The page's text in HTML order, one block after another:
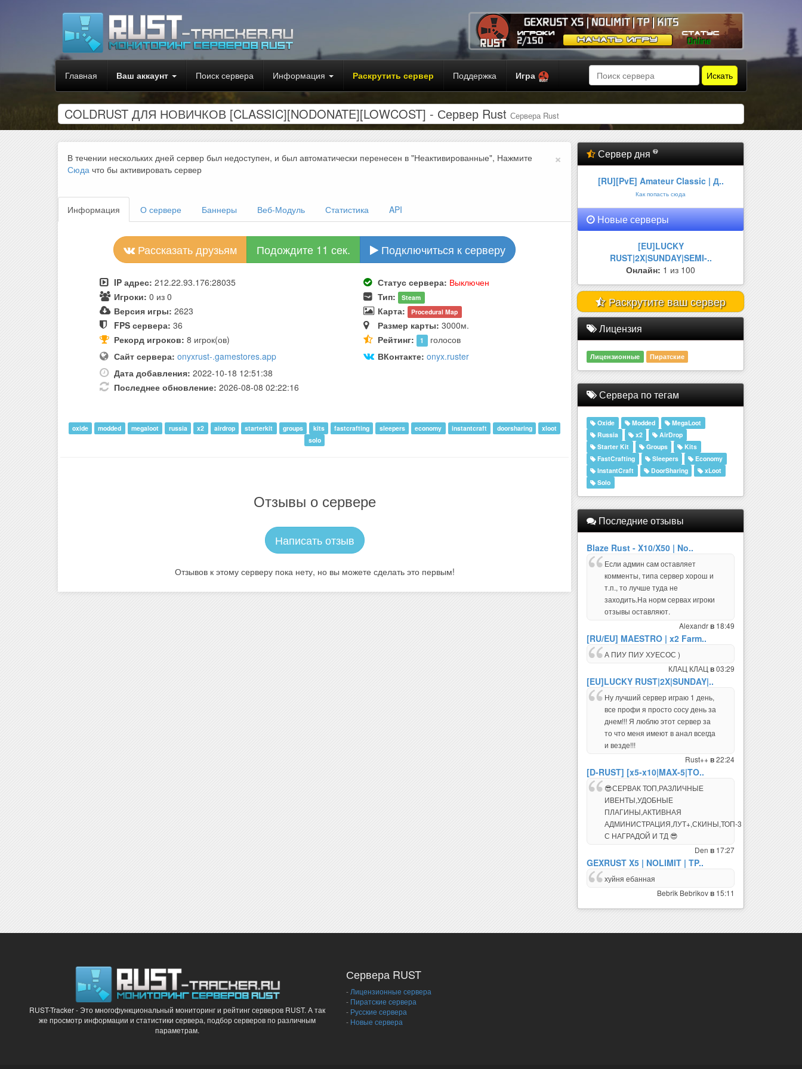
Главная Ваш аккаунт Поиск сервера Информация Раскрутить сервер Поддержка Игра Искать
COLDRUST ДЛЯ НОВИЧКОВ [CLASSIC][NODONATE][LOWCOST] - Сервер Rust Сервера Rust
×
В течении нескольких дней сервер был недоступен, и был автоматически перенесен в "Неактивированные", Нажмите
Сюда что бы активировать сервер
Информация О сервере Баннеры Веб-Модуль Статистика API
Рассказать друзьям Подождите 10 сек. Подключиться к серверу
IP адрес: 212.22.93.176:28035 Статус сервера: Выключен
Игроки: 0 из 0 Тип: Steam
Версия игры: 2623 Карта: Procedural Map
FPS сервера: 36 Размер карты: 3000м.
Рекорд игроков: 8 игрок(ов) Рейтинг: 1 голосов
Сайт сервера: onyxrust-.gamestores.app ВКонтакте: onyx.ruster
Дата добавления: 2022-10-18 12:51:38
Последнее обновление: 2026-08-08 02:22:16
oxide modded megaloot russia x2 airdrop starterkit groups kits fastcrafting sleepers economy instantcraft doorsharing
xloot
solo
Отзывы о сервере
Написать отзыв
Отзывов к этому серверу пока нету, но вы можете сделать это первым!
Сервер дня
[RU][PvE] Amateur Classic | Д..
Как попасть сюда
Новые серверы
GEXRUST X5 | NOLIMIT | TP | KI..
Раскрутите ваш сервер
Лицензия
Сервера по тегам
Russia
x2
AirDrop
Starter Kit
Groups
FastCrafting
Sleepers
Economy
InstantCraft
DoorSharing
xLoot
Solo
Последние отзывы
Blaze Rust - X10/X50 | No..
Если админ сам оставляет
комменты, типа сервер хорош и
т.п., то лучше туда не
заходить.На норм сервах игроки
отзывы оставляют.
[RU/EU] MAESTRO | x2 Farm..
А ПИУ ПИУ ХУЕСОС )
КЛАЦ КЛАЦ
[EU]LUCKY RUST|2X|SUNDAY|..
Ну лучший сервер играю 1 день,
все профи я просто сосу день за
днем!!! Я люблю этот сервер за
то что меня имеют в анал всегда
и везде!!!
[D-RUST] [x5-x10|MAX-5|TO..
😎СЕРВАК ТОП,РАЗЛИЧНЫЕ
ИВЕНТЫ,УДОБНЫЕ
ПЛАГИНЫ,АКТИВНАЯ
АДМИНИСТРАЦИЯ,ЛУТ+,СКИНЫ,ТОП-3
С НАГРАДОЙ И ТД 😎
GEXRUST X5 | NOLIMIT | TP..
хуйня ебанная
RUST-Tracker - Это многофункциональный мониторинг и рейтинг серверов RUST. А так
же просмотр информации и статистики сервера, подбор серверов по различным
параметрам.
-Лицензионные сервера
Пиратские сервера
Русские сервера
Новые сервера